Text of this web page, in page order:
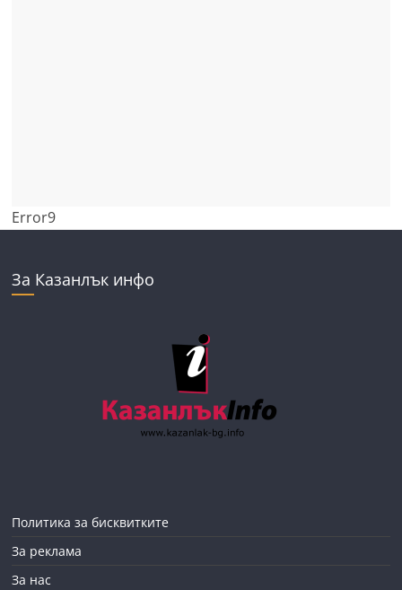
Error9
За Казанлък инфо
Политика за бисквитките
За реклама
За нас